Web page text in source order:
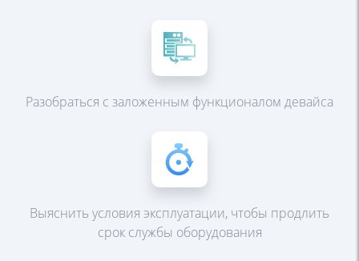
Разобраться с заложенным функционалом девайса
Выяснить условия эксплуатации, чтобы продлить
срок службы оборудования